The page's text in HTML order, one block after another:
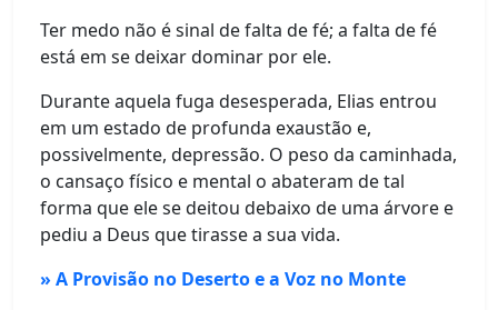
Ter medo não é sinal de falta de fé; a falta de fé
está em se deixar dominar por ele.
Durante aquela fuga desesperada, Elias entrou
em um estado de profunda exaustão e,
possivelmente, depressão. O peso da caminhada,
o cansaço físico e mental o abateram de tal
forma que ele se deitou debaixo de uma árvore e
pediu a Deus que tirasse a sua vida.
» A Provisão no Deserto e a Voz no Monte